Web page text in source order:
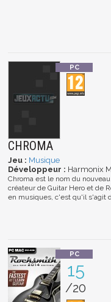
CHROMA
Jeu : Musique
Développeur : Harmonix
Chroma est le nom du
créateur de Guitar Hero et de
en musiques, c'est qu'il s'agit
15
/20